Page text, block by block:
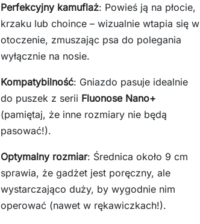
Perfekcyjny kamuflaż: Powieś ją na płocie,
krzaku lub choince – wizualnie wtapia się w
otoczenie, zmuszając psa do polegania
wyłącznie na nosie.
Kompatybilność: Gniazdo pasuje idealnie
do puszek z serii Fluonose Nano+
(pamiętaj, że inne rozmiary nie będą
pasować!).
Optymalny rozmiar: Średnica około 9 cm
sprawia, że gadżet jest poręczny, ale
wystarczająco duży, by wygodnie nim
operować (nawet w rękawiczkach!).